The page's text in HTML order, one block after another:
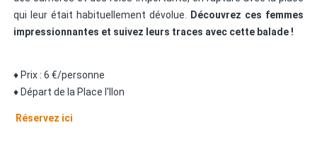
qui leur était habituellement dévolue. Découvrez ces femmes
impressionnantes et suivez leurs traces avec cette balade !
♦ Prix : 6 €/personne
♦ Départ de la Place l'Ilon
Réservez ici